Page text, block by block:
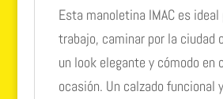
Esta manoletina IMAC es ideal
trabajo, caminar por la ciudad
un look elegante y cómodo en
ocasión. Un calzado funcional